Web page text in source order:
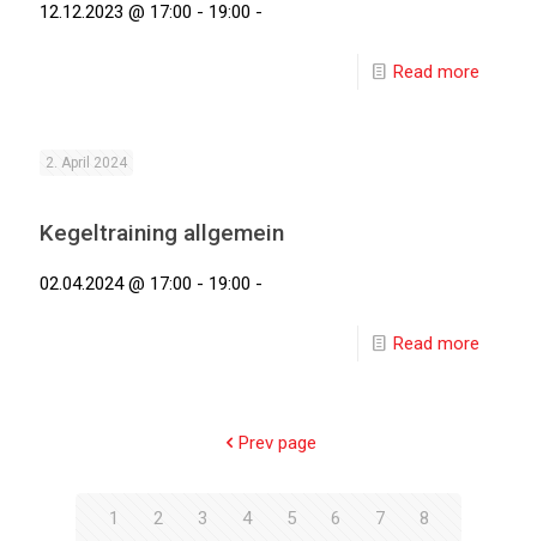
12.12.2023 @ 17:00 - 19:00 -
Read more
2. April 2024
Kegeltraining allgemein
02.04.2024 @ 17:00 - 19:00 -
Read more
Prev page
1 2 3 4 5 6 7 8